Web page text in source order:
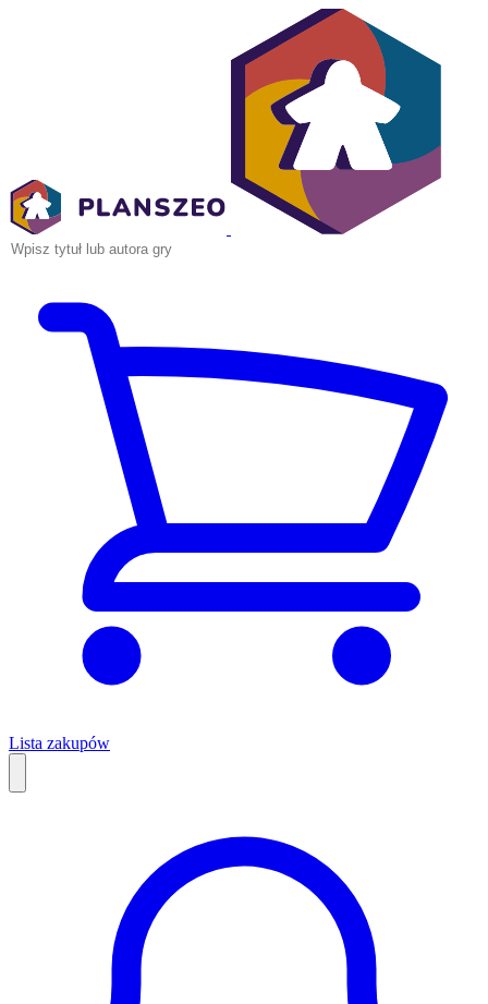
Lista zakupów